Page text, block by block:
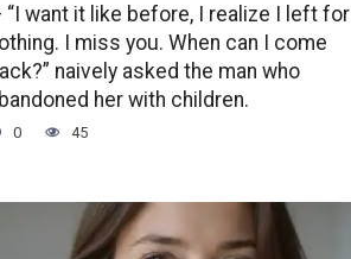
“I want it like before, I realize I left for
I miss you. When can I come
naively asked the man who
her with children.
0 45